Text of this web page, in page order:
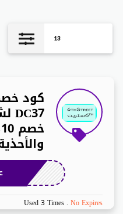
13
Used 3 Times . No Expires